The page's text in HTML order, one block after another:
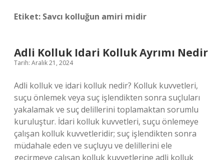
Etiket: Savcı kolluğun amiri midir
Adli Kolluk Idari Kolluk Ayrımı Nedir
Tarih: Aralık 21, 2024
Adli kolluk ve idari kolluk nedir? Kolluk kuvvetleri,
suçu önlemek veya suç işlendikten sonra suçluları
yakalamak ve suç delillerini toplamaktan sorumlu
kuruluştur. İdari kolluk kuvvetleri, suçu önlemeye
çalışan kolluk kuvvetleridir; suç işlendikten sonra
müdahale eden ve suçluyu ve delillerini ele
geçirmeye çalışan kolluk kuvvetlerine adli kolluk